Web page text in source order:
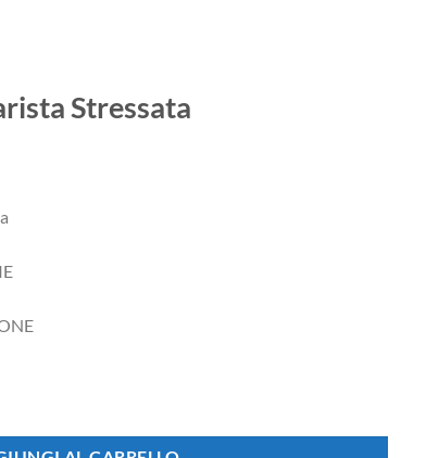
Stressata